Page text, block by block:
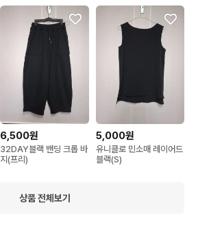
6,500원
32DAY블랙 밴딩 크롭 바
지(프리)
5,000원
유니클로 민소매 레이어드
블랙(S)
상품 전체보기